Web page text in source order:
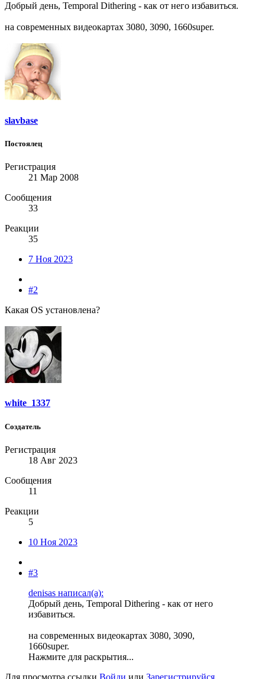
Добрый день, Temporal Dithering - как от него избавиться.
на современных видеокартах 3080, 3090, 1660super.
slavbase
Постоялец
Регистрация
21 Мар 2008
Сообщения
33
Реакции
35
7 Ноя 2023
#2
Какая OS установлена?
white_1337
Создатель
Регистрация
18 Авг 2023
Сообщения
11
Реакции
5
10 Ноя 2023
#3
denisas написал(а):
Добрый день, Temporal Dithering - как от него
избавиться.
на современных видеокартах 3080, 3090,
1660super.
Нажмите для раскрытия...
Для просмотра ссылки Войди или Зарегистрируйся